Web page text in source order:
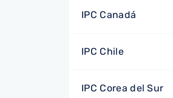
IPC Canadá
IPC Chile
IPC Corea del Sur